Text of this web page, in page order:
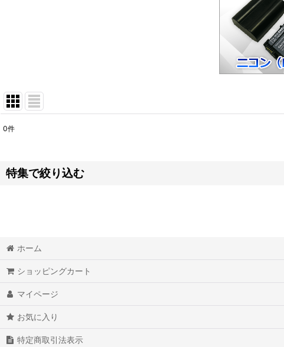
並び順:
0件
特集で絞り込む
ダイエットグッズ
ホーム
ショッピングカート
マイページ
お気に入り
特定商取引法表示